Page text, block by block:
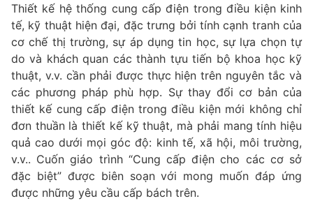
Thiết kế hệ thống cung cấp điện trong điều kiện kinh
tế, kỹ thuật hiện đại, đặc trưng bởi tính cạnh tranh của
cơ chế thị trường, sự áp dụng tin học, sự lựa chọn tự
do và khách quan các thành tựu tiến bộ khoa học kỹ
thuật, v.v. cần phải được thực hiện trên nguyên tắc và
các phương pháp phù hợp. Sự thay đổi cơ bản của
thiết kế cung cấp điện trong điều kiện mới không chỉ
đơn thuần là thiết kế kỹ thuật, mà phải mang tính hiệu
quả cao dưới mọi góc độ: kinh tế, xã hội, môi trường,
v.v.. Cuốn giáo trình “Cung cấp điện cho các cơ sở
đặc biệt” được biên soạn với mong muốn đáp ứng
được những yêu cầu cấp bách trên.